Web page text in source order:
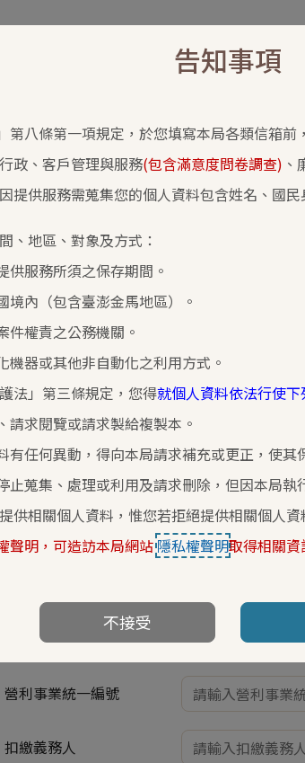
綜合所得稅、 營業稅、營利事業
書表及檔案下載 交流園地
繳單位扣繳檢查案件申請延期提
令依據：
辦注意事項：
申請時限：應於原通知送交調查時間以內提出
申請延期最長不得超過1個月，並以1次為限。
示＊為必填欄位)
扣繳單位名稱
營利事業統一編號
扣繳義務人
告知事項
第八條第一項規定，於您填寫本局各類信箱前
政、客戶管理與服務(包含滿意度問卷調查)
提供服務需蒐集您的個人資料包含姓名、國
、地區、對象及方式：
服務所須之保存期間。
內（包含臺澎金馬地區）。
權責之公務機關。
器或其他非自動化之利用方式。
法」第三條規定，您得就個人資料依法行使下
求閱覽或請求製給複製本。
任何異動，得向本局請求補充或更正，使其
蒐集、處理或利用及請求刪除，但因本局執
供相關個人資料，惟您若拒絕提供相關個人
聲明，可造訪本局網站 隱私權聲明取得相關資
不接受